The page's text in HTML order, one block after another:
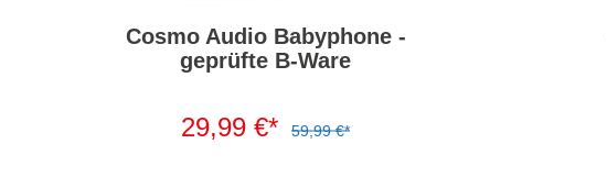
Cosmo Audio Babyphone -
geprüfte B-Ware
29,99 €* 59,99 €*